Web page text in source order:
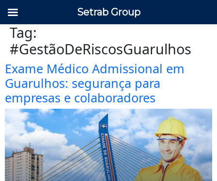
Tag:
#GestãoDeRiscosGuarulhos
Exame Médico Admissional em
Guarulhos: segurança para
empresas e colaboradores
Setrab Group